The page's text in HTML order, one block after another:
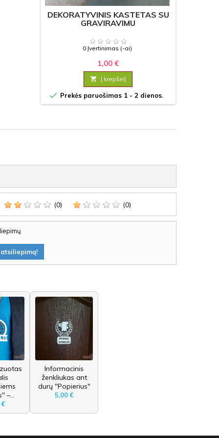
DEKORATYVINIS KASTETAS SU
GRAVIRAVIMU
0 Įvertinimas (-ai)
1,00 €
 Į krepšelį
 Prekės paruošimas 1 - 2 dienos.
(0) (0)
–...
€
Informacinis
ženkliukas ant
durų "Popierius"
5,00 €